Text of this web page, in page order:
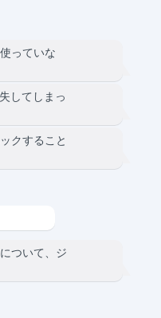
っていな
してしまっ
クすること
ついて、ジ